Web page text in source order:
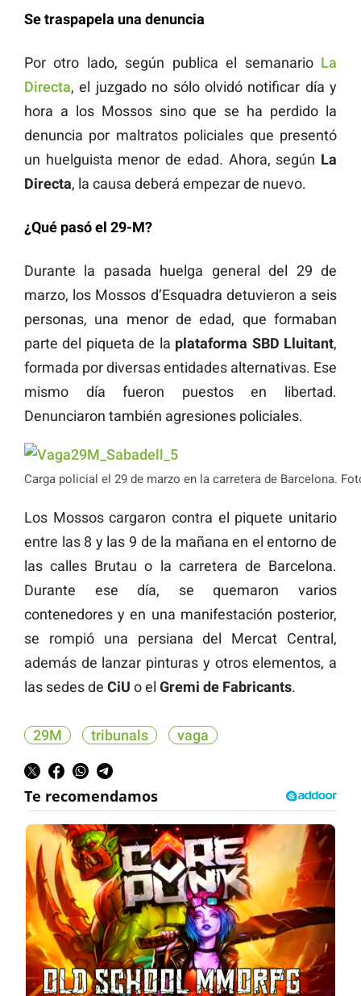
Se traspapela una denuncia
Por otro lado, según publica el semanario La
Directa, el juzgado no sólo olvidó notificar día y
hora a los Mossos sino que se ha perdido la
denuncia por maltratos policiales que presentó
un huelguista menor de edad. Ahora, según La
Directa, la causa deberá empezar de nuevo.
¿Qué pasó el 29-M?
Durante la pasada huelga general del 29 de
marzo, los Mossos d’Esquadra detuvieron a seis
personas, una menor de edad, que formaban
parte del piqueta de la plataforma SBD Lluitant,
formada por diversas entidades alternativas. Ese
mismo día fueron puestos en libertad.
Denunciaron también agresiones policiales.
Carga policial el 29 de marzo en la carretera de Barcelona.
Los Mossos cargaron contra el piquete unitario
entre las 8 y las 9 de la mañana en el entorno de
las calles Brutau o la carretera de Barcelona.
Durante ese día, se quemaron varios
contenedores y en una manifestación posterior,
se rompió una persiana del Mercat Central,
además de lanzar pinturas y otros elementos, a
las sedes de CiU o el Gremi de Fabricants.
29M tribunals vaga